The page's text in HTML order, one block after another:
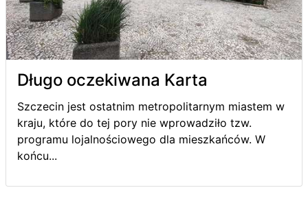
Długo oczekiwana Karta
Szczecin jest ostatnim metropolitarnym miastem w
kraju, które do tej pory nie wprowadziło tzw.
programu lojalnościowego dla mieszkańców. W
końcu...